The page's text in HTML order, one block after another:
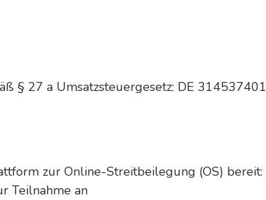
§ 27 a Umsatzsteuergesetz: DE 314537401
zur Online-Streitbeilegung (OS) bereit:
Teilnahme an